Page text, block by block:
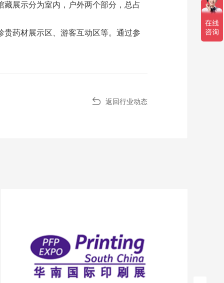
展示分为室内，户外两个部分，总占
药材展示区、游客互动区等。通过参
返回行业动态